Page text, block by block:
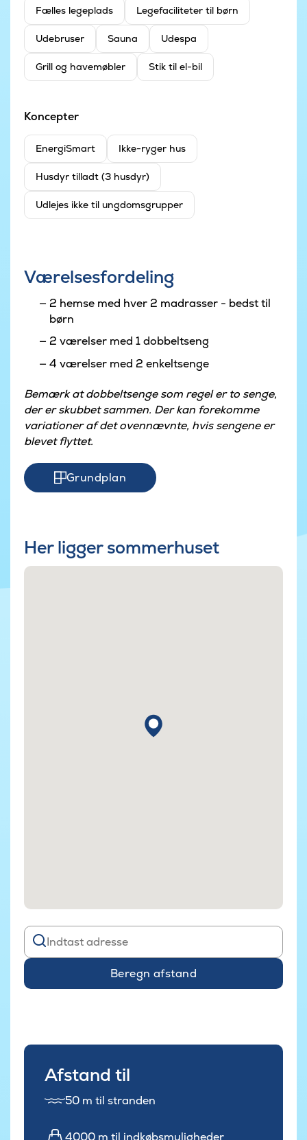
Fælles legeplads Legefaciliteter til børn
Udebruser Sauna Udespa
Grill og havemøbler Stik til el-bil
Koncepter
EnergiSmart Ikke-ryger hus
Husdyr tilladt (3 husdyr)
Udlejes ikke til ungdomsgrupper
Værelsesfordeling
2 hemse med hver 2 madrasser - bedst til
børn
2 værelser med 1 dobbeltseng
4 værelser med 2 enkeltsenge
Bemærk at dobbeltsenge som regel er to senge,
der er skubbet sammen. Der kan forekomme
variationer af det ovennævnte, hvis sengene er
blevet flyttet.
Grundplan
Her ligger sommerhuset
Beregn afstand
Afstand til
50 m til stranden
4000 m til indkøbsmuligheder